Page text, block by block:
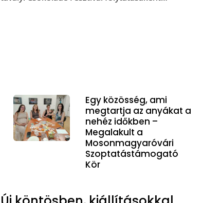
Egy közösség, ami
megtartja az anyákat a
nehéz időkben –
Megalakult a
Mosonmagyaróvári
Szoptatástámogató
Kör